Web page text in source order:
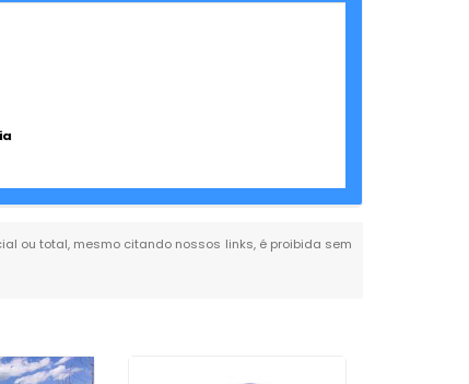
ou total, mesmo citando nossos links, é proibida sem